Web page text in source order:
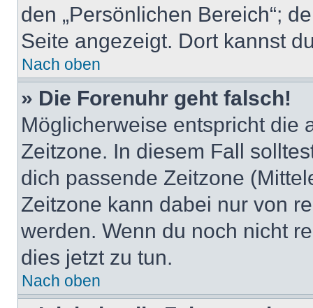
den „Persönlichen Bereich“;
Seite angezeigt. Dort kannst
Nach oben
» Die Forenuhr geht falsch!
Möglicherweise entspricht die
Zeitzone. In diesem Fall
dich passende Zeitzone
Zeitzone kann dabei nur von
werden. Wenn du noch nicht
dies jetzt zu tun.
Nach oben